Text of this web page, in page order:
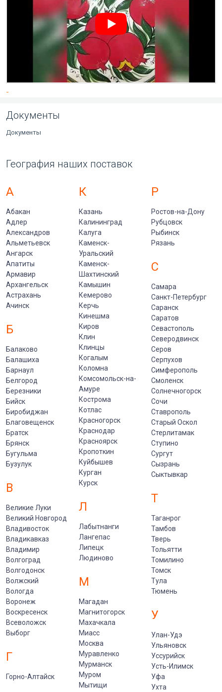
-
Документы
Документы
География наших поставок
А
Абакан
Адлер
Александров
Альметьевск
Ангарск
Апатиты
Армавир
Архангельск
Астрахань
Ачинск
Б
Балаково
Балашиха
Барнаул
Белгород
Березники
Бийск
Биробиджан
Благовещенск
Братск
Брянск
Бугульма
Бузулук
В
Великие Луки
Великий Новгород
Владивосток
Владикавказ
Владимир
Волгоград
Волгодонск
Волжский
Вологда
Воронеж
Воскресенск
Всеволожск
Выборг
Г
Горно-Алтайск
К
Казань
Калининград
Калуга
Каменск-
Уральский
Каменск-
Шахтинский
Камышин
Кемерово
Керчь
Кинешма
Киров
Клин
Клинцы
Когалым
Коломна
Комсомольск-на-
Амуре
Кострома
Котлас
Красногорск
Краснодар
Красноярск
Кропоткин
Куйбышев
Курган
Курск
Л
Лабытнанги
Лангепас
Липецк
Людиново
М
Магадан
Магнитогорск
Махачкала
Миасс
Москва
Муравленко
Мурманск
Муром
Мытищи
Р
Ростов-на-Дону
Рубцовск
Рыбинск
Рязань
С
Самара
Санкт-Петербург
Саранск
Саратов
Севастополь
Северодвинск
Серов
Серпухов
Симферополь
Смоленск
Солнечногорск
Сочи
Ставрополь
Старый Оскол
Стерлитамак
Ступино
Сургут
Сызрань
Сыктывкар
Т
Таганрог
Тамбов
Тверь
Тольятти
Томилино
Томск
Тула
Тюмень
У
Улан-Удэ
Ульяновск
Уссурийск
Усть-Илимск
Уфа
Ухта